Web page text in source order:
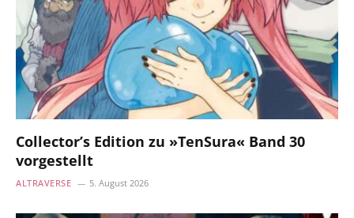
Collector’s Edition zu »TenSura« Band 30
vorgestellt
ALTRAVERSE 5. August 2026